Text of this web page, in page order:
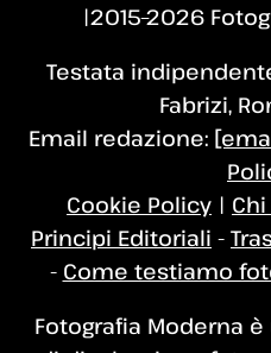
|2015–2026
Testata
Fabrizi,
Email redazione:
Cookie Policy |
Principi Editoriali -
- Come testiamo
Fotografia Moderna